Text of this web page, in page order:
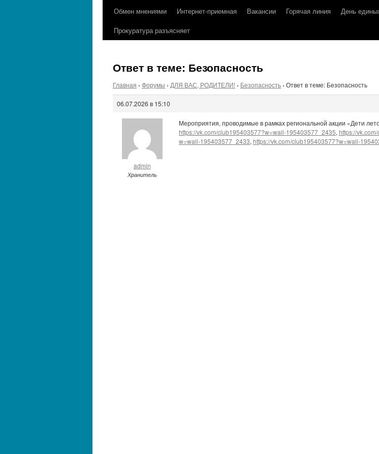
содержимому
Обмен мнениями
Интернет-приемная Вакансии Горячая линия День
Прокуратура разъясняет
Ответ в теме: Безопасность
Главная › Форумы › ДЛЯ ВАС, РОДИТЕЛИ! › Безопасность › Ответ в теме: Безопасность
06.07.2026 в 15:10
admin
Хранитель
Мероприятия, проводимые в рамках региональной акции «Дети
https://vk.com/club195403577?w=wall-195403577_2435, https://
w=wall-195403577_2433, https://vk.com/club195403577?w=wall-